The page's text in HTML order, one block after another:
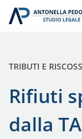
Rifiuti
dalla
PUBBLICATO IN:
TRIBUTI E